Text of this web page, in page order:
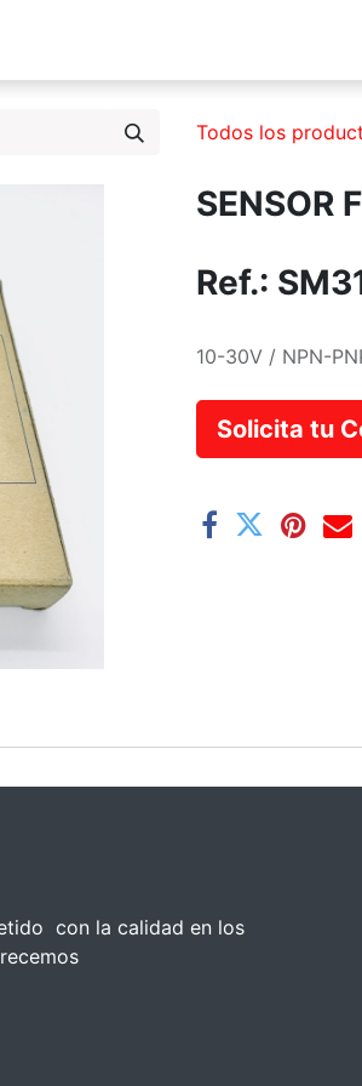
Todos los
SENSOR
Ref.:
10-30V / NPN-
Solicita tu
con la calidad en los